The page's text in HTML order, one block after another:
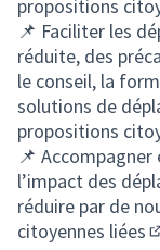
propositions
📌 Faciliter les
réduite, des
le conseil, la
solutions de
propositions
📌
l’impact des
réduire par de
citoyennes liées